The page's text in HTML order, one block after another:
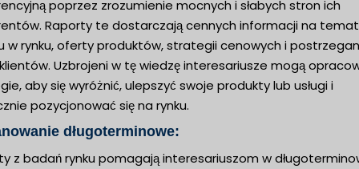
poprzez zrozumienie mocnych i słabych stron ich
Raporty te dostarczają cennych informacji na temat
w rynku, oferty produktów, strategii cenowych i
Uzbrojeni w tę wiedzę interesariusze mogą
aby się wyróżnić, ulepszyć swoje produkty lub usługi i
pozycjonować się na rynku.
długoterminowe:
z badań rynku pomagają interesariuszom w